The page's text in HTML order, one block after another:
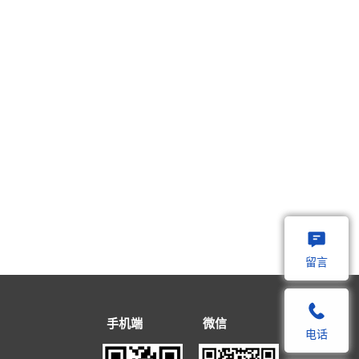
留言
电话
留言
电话
手机端 微信